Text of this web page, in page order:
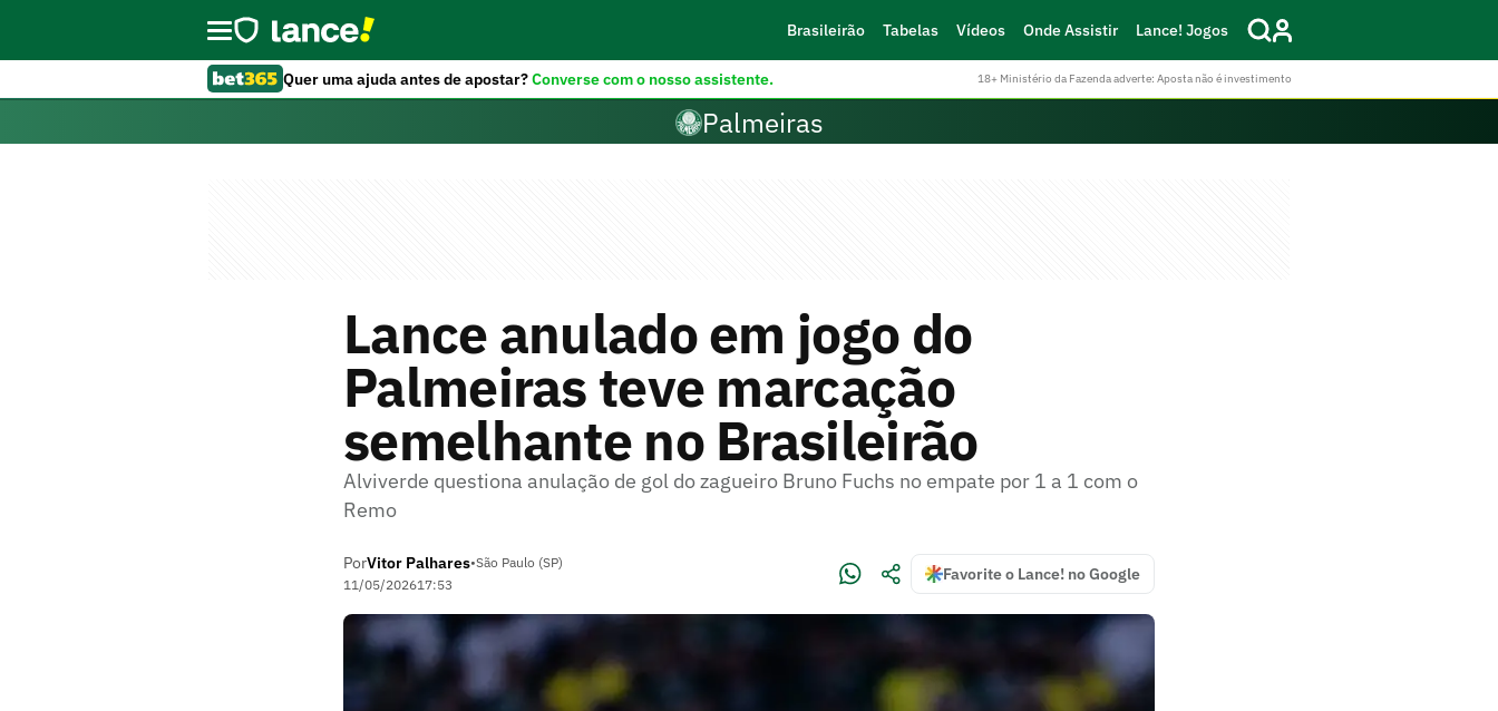
Brasileirão Tabelas Vídeos Onde Assistir Lance! Jogos
Quer uma ajuda antes de apostar?Converse com o nosso assistente. 18+ Ministério da Fazenda adverte: Aposta não é investimento
Palmeiras
Lance anulado em jogo do
Palmeiras teve marcação
semelhante no Brasileirão
Alviverde questiona anulação de gol do zagueiro Bruno Fuchs no empate por 1 a 1 com o
Remo
PorVitor Palhares•São Paulo (SP)
11/05/202617:53
Favorite o Lance! no Google